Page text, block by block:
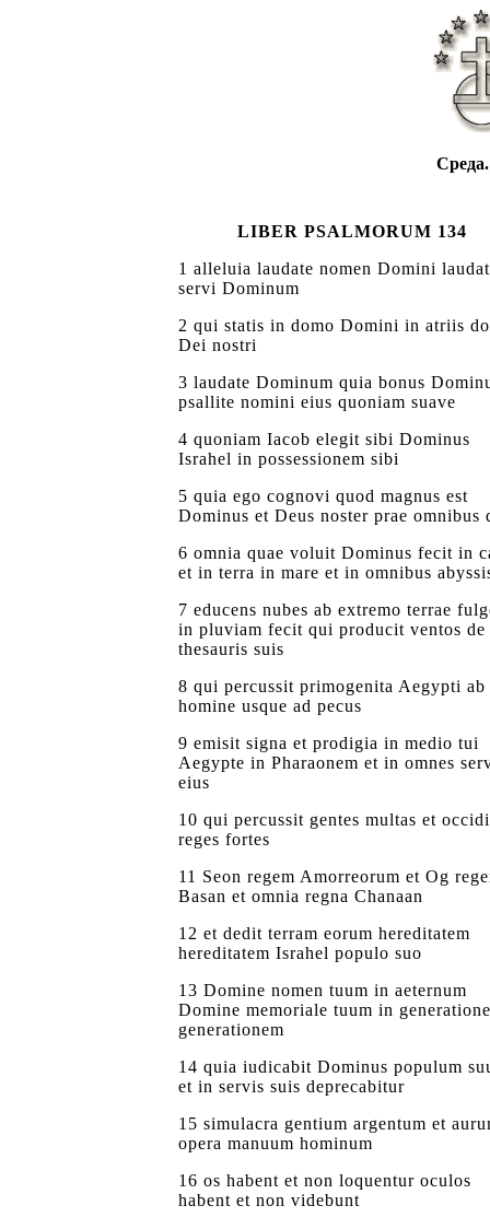
LIBER PSALMORUM 134
1 alleluia laudate nomen Domini
servi Dominum
2 qui statis in domo Domini in atriis
Dei nostri
3 laudate Dominum quia bonus
psallite nomini eius quoniam suave
4 quoniam Iacob elegit sibi Dominus
Israhel in possessionem sibi
5 quia ego cognovi quod magnus est
Dominus et Deus noster prae omnibus
6 omnia quae voluit Dominus fecit in
et in terra in mare et in omnibus
7 educens nubes ab extremo terrae
in pluviam fecit qui producit ventos de
thesauris suis
8 qui percussit primogenita Aegypti ab
homine usque ad pecus
9 emisit signa et prodigia in medio tui
Aegypte in Pharaonem et in omnes
eius
10 qui percussit gentes multas et
reges fortes
11 Seon regem Amorreorum et Og
Basan et omnia regna Chanaan
12 et dedit terram eorum hereditatem
hereditatem Israhel populo suo
13 Domine nomen tuum in aeternum
Domine memoriale tuum in
generationem
14 quia iudicabit Dominus populum
et in servis suis deprecabitur
15 simulacra gentium argentum et
opera manuum hominum
16 os habent et non loquentur oculos
habent et non videbunt